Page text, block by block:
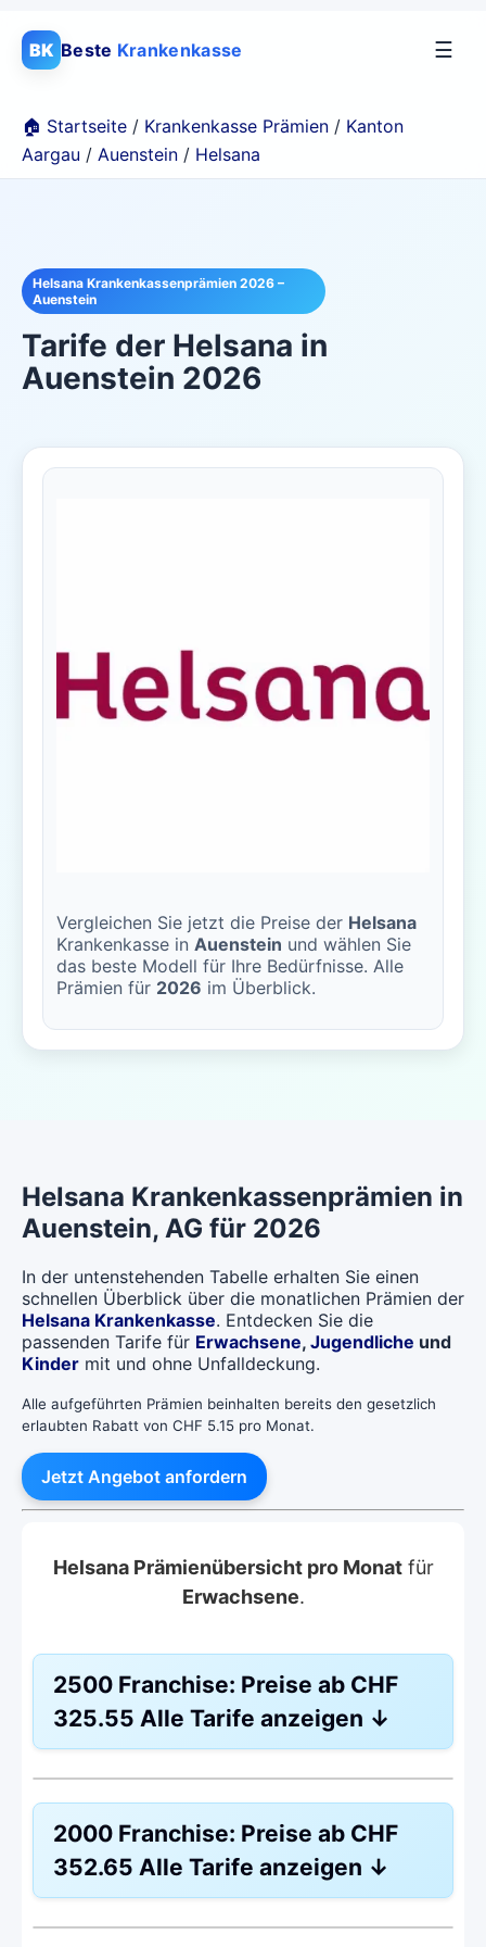
BK Beste Krankenkasse ☰
🏠 Startseite / Krankenkasse Prämien / Kanton
Aargau / Auenstein / Helsana
Helsana Krankenkassenprämien 2026 –
Auenstein
Tarife der Helsana in
Auenstein 2026
Vergleichen Sie jetzt die Preise der Helsana
Krankenkasse in Auenstein und wählen Sie
das beste Modell für Ihre Bedürfnisse. Alle
Prämien für 2026 im Überblick.
Helsana Krankenkassenprämien in
Auenstein, AG für 2026
In der untenstehenden Tabelle erhalten Sie einen
schnellen Überblick über die monatlichen Prämien der
Helsana Krankenkasse. Entdecken Sie die
passenden Tarife für Erwachsene, Jugendliche und
Kinder mit und ohne Unfalldeckung.
Alle aufgeführten Prämien beinhalten bereits den gesetzlich
erlaubten Rabatt von CHF 5.15 pro Monat.
Jetzt Angebot anfordern
Helsana Prämienübersicht pro Monatfür
Erwachsene.
2500 Franchise: Preise ab CHF
325.55 Alle Tarife anzeigen ↓
Modell:
Telmed
Ohne Unfalldeckung:
CHF 325.55
Mit Unfalldeckung:
2000 Franchise: Preise ab CHF
352.65 Alle Tarife anzeigen ↓